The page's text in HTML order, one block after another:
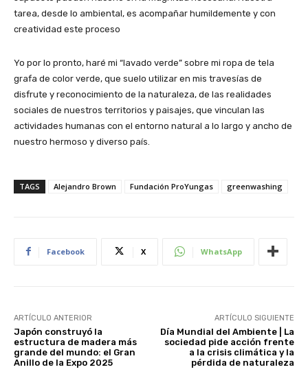
tarea, desde lo ambiental, es acompañar humildemente y con
creatividad este proceso
Yo por lo pronto, haré mi “lavado verde” sobre mi ropa de tela
grafa de color verde, que suelo utilizar en mis travesías de
disfrute y reconocimiento de la naturaleza, de las realidades
sociales de nuestros territorios y paisajes, que vinculan las
actividades humanas con el entorno natural a lo largo y ancho de
nuestro hermoso y diverso país.
TAGS Alejandro Brown Fundación ProYungas greenwashing
Facebook X WhatsApp
ARTÍCULO ANTERIOR
Japón construyó la
estructura de madera más
grande del mundo: el Gran
Anillo de la Expo 2025
ARTÍCULO SIGUIENTE
Día Mundial del Ambiente | La
sociedad pide acción frente
a la crisis climática y la
pérdida de naturaleza